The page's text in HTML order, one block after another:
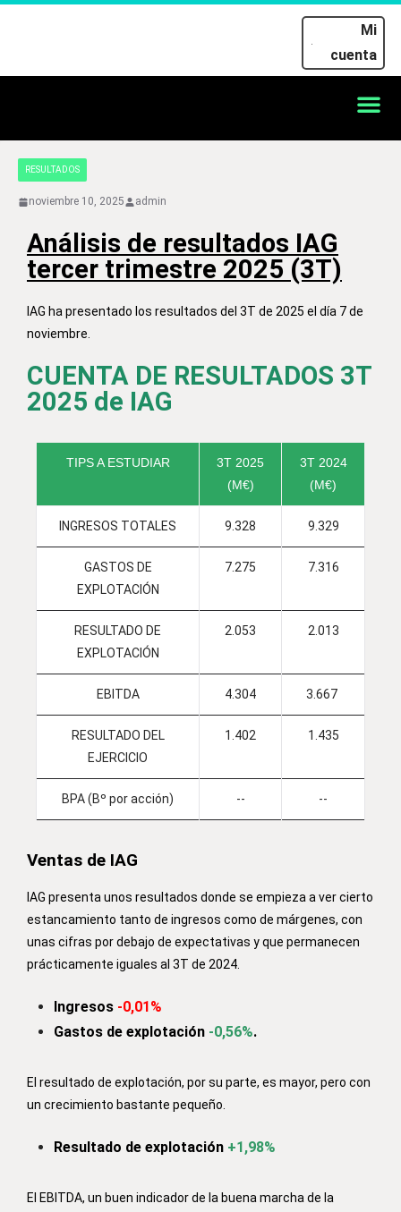
Mi
cuenta
RESULTADOS
noviembre 10, 2025 admin
Análisis de resultados IAG
tercer trimestre 2025 (3T)
IAG ha presentado los resultados del 3T de 2025 el día 7 de
noviembre.
CUENTA DE RESULTADOS 3T
2025 de IAG
TIPS A ESTUDIAR
3T 2025
(M€)
3T 2024
(M€)
INGRESOS TOTALES 9.328 9.329
GASTOS DE
EXPLOTACIÓN
7.275 7.316
RESULTADO DE
EXPLOTACIÓN
2.053 2.013
EBITDA 4.304 3.667
RESULTADO DEL
EJERCICIO
1.402 1.435
BPA (Bº por acción) -- --
Ventas de IAG
IAG presenta unos resultados donde se empieza a ver cierto
estancamiento tanto de ingresos como de márgenes, con
unas cifras por debajo de expectativas y que permanecen
prácticamente iguales al 3T de 2024.
Ingresos -0,01%
Gastos de explotación -0,56%.
El resultado de explotación, por su parte, es mayor, pero con
un crecimiento bastante pequeño.
Resultado de explotación +1,98%
El EBITDA, un buen indicador de la buena marcha de la